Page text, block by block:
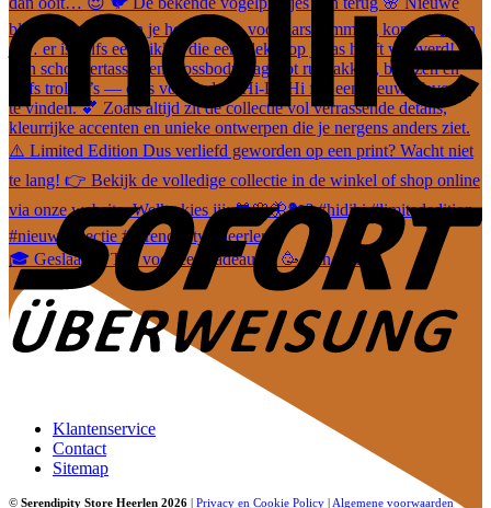
🎓 Geslaagd? Tijd voor een cadeautje! 🥳 Van leuke
Klantenservice
Contact
Sitemap
© Serendipity Store Heerlen 2026 | Privacy en Cookie Policy | Algemene voorwaarden